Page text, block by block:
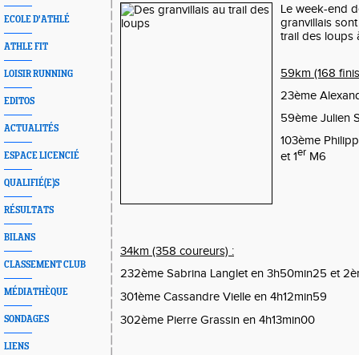
ECOLE D'ATHLÉ
ATHLE FIT
LOISIR RUNNING
EDITOS
ACTUALITÉS
ESPACE LICENCIÉ
QUALIFIÉ(E)S
RÉSULTATS
BILANS
CLASSEMENT CLUB
MÉDIATHÈQUE
SONDAGES
LIENS
Le week-end
granvillais
trail des loups
59km (168
23ème
59ème Julien
103ème
et 1er M6
34km (358 coureurs) :
232ème Sabrina Langlet en 3h50min25 et
301ème Cassandre Vielle en 4h12min59
302ème Pierre Grassin en 4h13min00